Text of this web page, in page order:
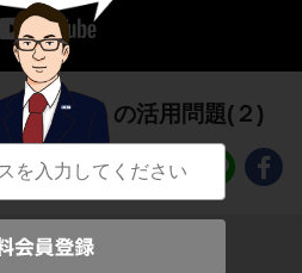
6 (β-α)^3 の活用問題(２)
ら大人の学び直しまで